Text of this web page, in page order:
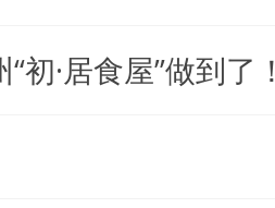
·居食屋”做到了！